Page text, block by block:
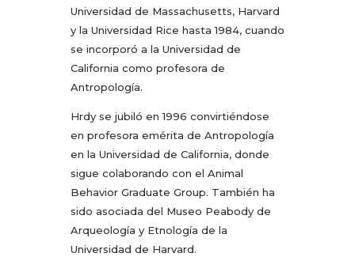
Universidad de Massachusetts, Harvard
y la Universidad Rice hasta 1984, cuando
se incorporó a la Universidad de
California como profesora de
Antropología.
Hrdy se jubiló en 1996 convirtiéndose
en profesora emérita de Antropología
en la Universidad de California, donde
sigue colaborando con el Animal
Behavior Graduate Group. También ha
sido asociada del Museo Peabody de
Arqueología y Etnología de la
Universidad de Harvard.